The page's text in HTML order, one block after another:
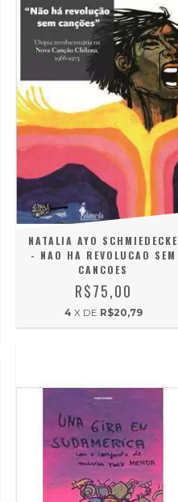
NATALIA AYO SCHMIEDECKE
- NAO HA REVOLUCAO SEM
CANCOES
R$75,00
4 X DE R$20,79